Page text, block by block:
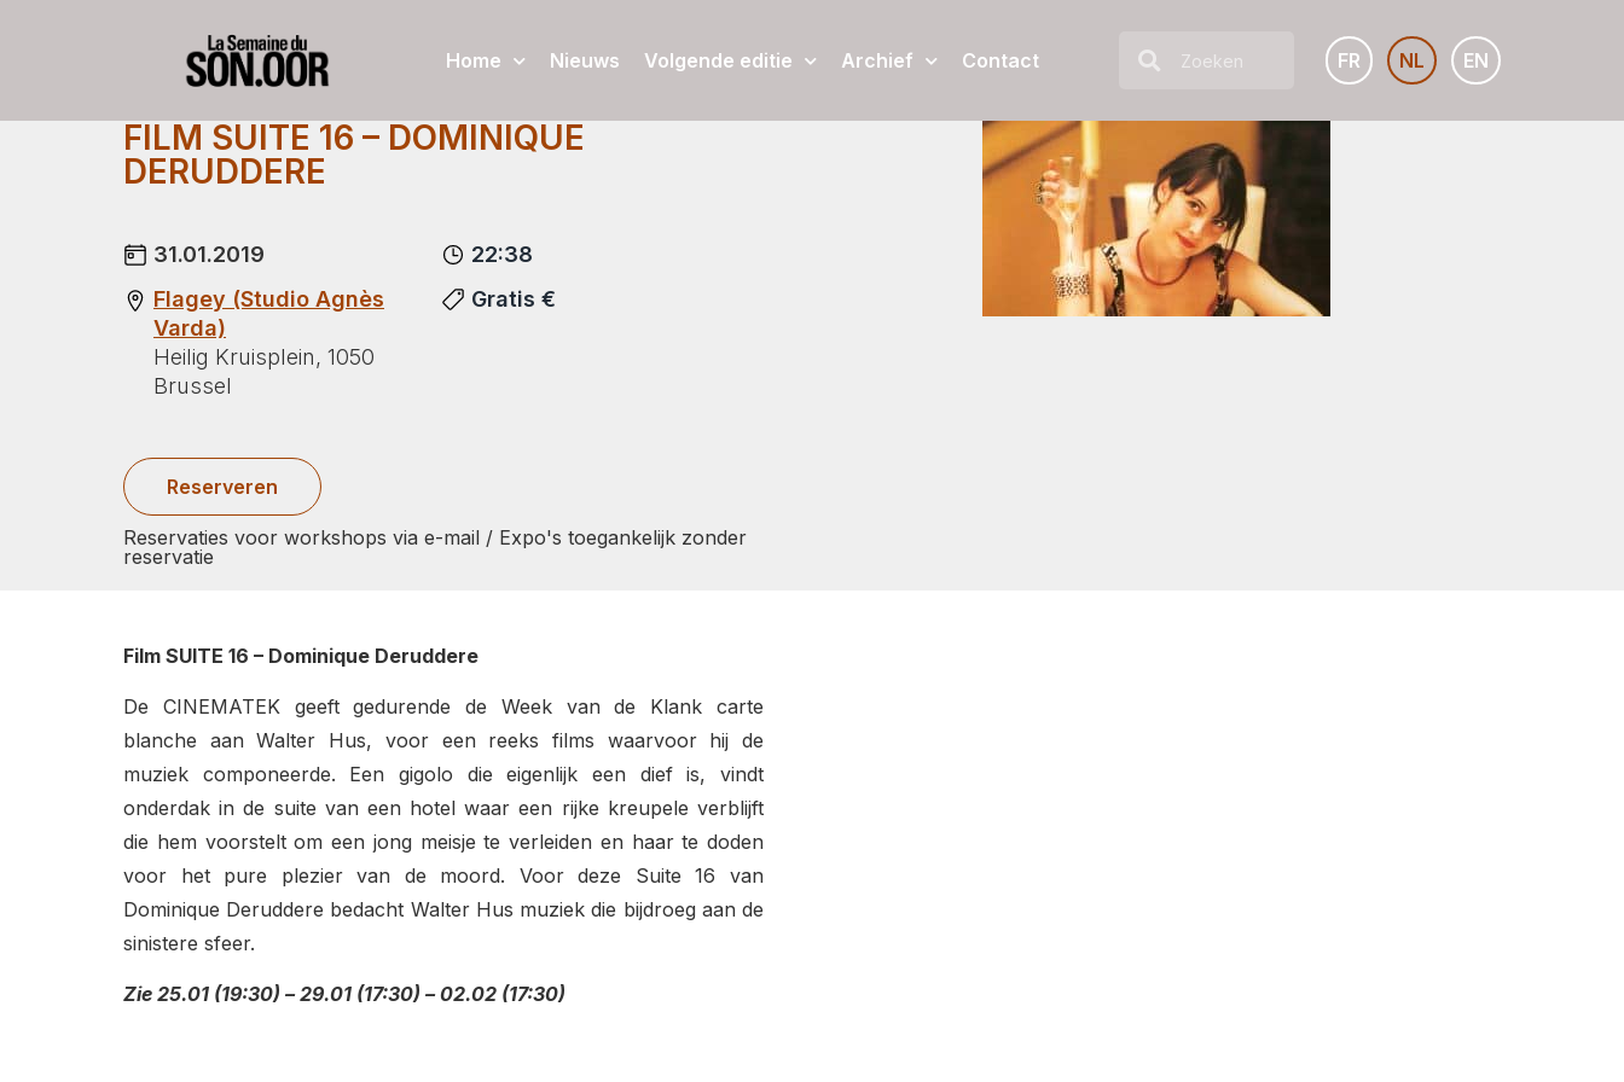
Home Nieuws Volgende editie Archief Contact FR NL EN
FILM SUITE 16 – DOMINIQUE
DERUDDERE
31.01.2019
Flagey (Studio Agnès
Varda)
Heilig Kruisplein, 1050
Brussel
22:38
Gratis €
Reserveren
Reservaties voor workshops via e-mail / Expo's toegankelijk zonder
reservatie
Film SUITE 16 – Dominique Deruddere
De CINEMATEK geeft gedurende de Week van de Klank carte
blanche aan Walter Hus, voor een reeks films waarvoor hij de
muziek componeerde. Een gigolo die eigenlijk een dief is, vindt
onderdak in de suite van een hotel waar een rijke kreupele verblijft
die hem voorstelt om een jong meisje te verleiden en haar te doden
voor het pure plezier van de moord. Voor deze Suite 16 van
Dominique Deruddere bedacht Walter Hus muziek die bijdroeg aan de
sinistere sfeer.
Zie 25.01 (19:30) – 29.01 (17:30) – 02.02 (17:30)